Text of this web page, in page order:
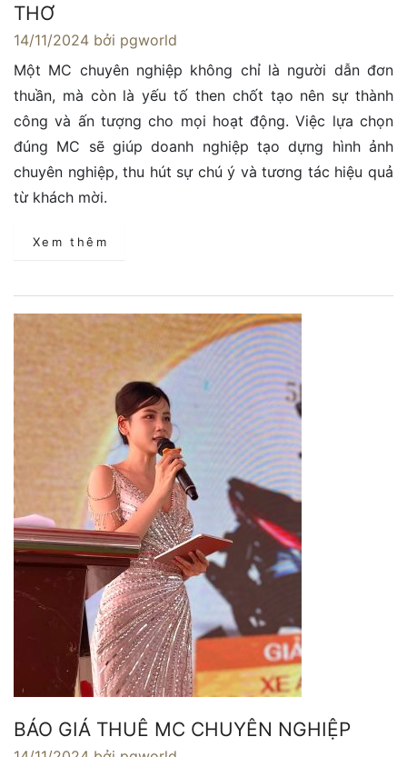
THƠ
14/11/2024 bởi pgworld
Một MC chuyên nghiệp không chỉ là người dẫn đơn
thuần, mà còn là yếu tố then chốt tạo nên sự thành
công và ấn tượng cho mọi hoạt động. Việc lựa chọn
đúng MC sẽ giúp doanh nghiệp tạo dựng hình ảnh
chuyên nghiệp, thu hút sự chú ý và tương tác hiệu quả
từ khách mời.
Xem thêm
BÁO GIÁ THUÊ MC CHUYÊN NGHIỆP